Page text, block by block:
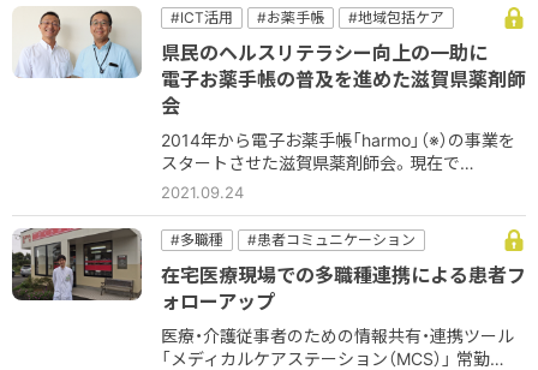
#ICT活用 #お薬手帳
#地域包括ケア
＃患者情報
県民のヘルスリテラシー向上の一助に
電子お薬手帳の普及を進めた滋賀県薬剤師
会
2014年から電子お薬手帳「harmo」（※）の事業を
スタートさせた滋賀県薬剤師会。現在で…
2021.09.24
#多職種
#患者コミュニケーション
＃患者情報
他職種
在宅医療現場での多職種連携による患者フ
ォローアップ
医療・介護従事者のための情報共有・連携ツール
「メディカルケアステーション（MCS）」 常勤…